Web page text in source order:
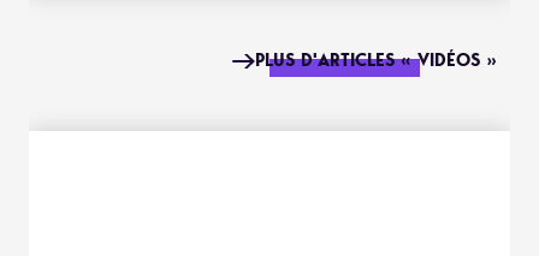
PLUS D'ARTICLES « VIDÉOS »